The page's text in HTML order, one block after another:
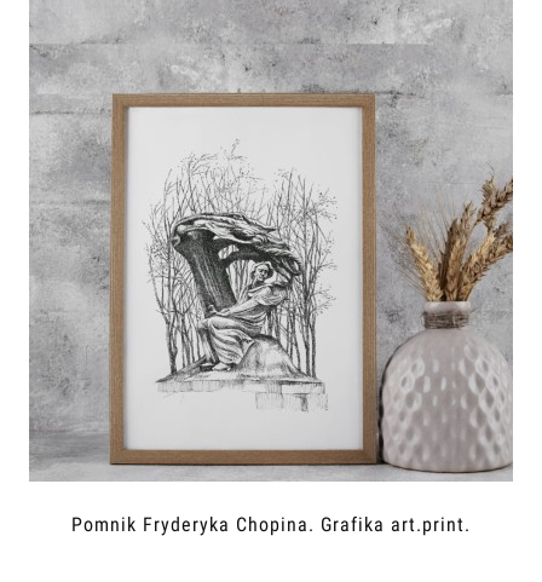
Pomnik Fryderyka Chopina. Grafika art.print.